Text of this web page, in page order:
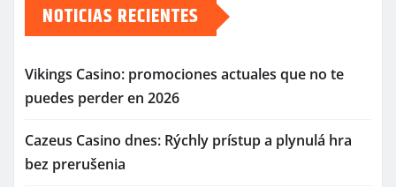
NOTICIAS RECIENTES
Vikings Casino: promociones actuales que no te
puedes perder en 2026
Cazeus Casino dnes: Rýchly prístup a plynulá hra
bez prerušenia